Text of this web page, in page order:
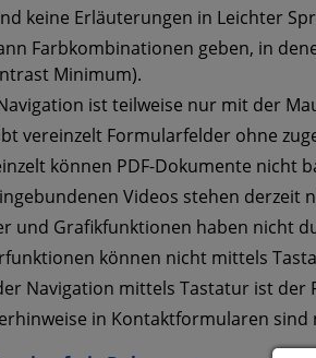
keine Erläuterungen in Leichter
Farbkombinationen geben, in
Minimum).
ist teilweise nur mit der
vereinzelt Formularfelder ohne
können PDF-Dokumente nicht
Videos stehen
und Grafikfunktionen haben nicht
können nicht mittels
Navigation mittels Tastatur ist der
in Kontaktformularen